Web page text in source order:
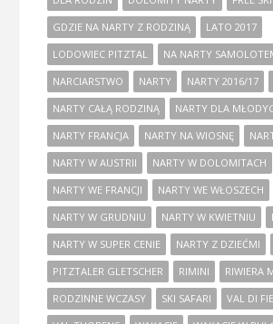
GDZIE NA NARTY Z RODZINĄ
LATO 2017
LODOWIEC PITZTAL
NA NARTY
NARCIARSTWO
NARTY NARTY 2016/17
NARTY CAŁĄ RODZINĄ
NARTY DLA
NARTY FRANCJA
NARTY NA WIOSNĘ
NARTY W AUSTRII
NARTY W DOLOMITACH
NARTY WE FRANCJI
NARTY WE WŁOSZECH
NARTY W GRUDNIU
NARTY W KWIETNIU
NARTY W SUPER CENIE
NARTY Z DZIEĆMI
PITZTALER GLETSCHER
RIMINI
RIWIERA
RODZINNE WCZASY
SKI SAFARI
VAL DI